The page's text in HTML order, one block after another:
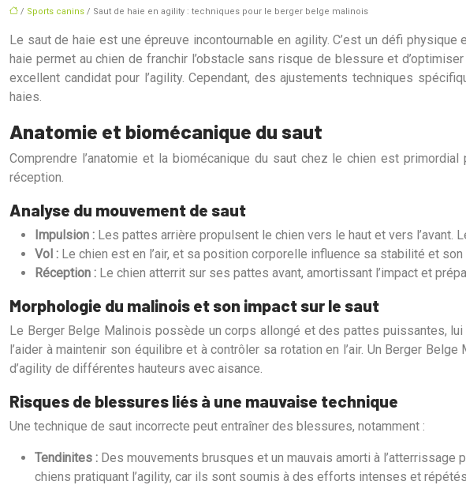
/ Sports canins / Saut de haie en agility : techniques pour le berger belge malinois
Le saut de haie est une épreuve incontournable en agility. C’est un défi
haie permet au chien de franchir l’obstacle sans risque de blessure et
excellent candidat pour l’agility. Cependant, des ajustements techniques
haies.
Anatomie et biomécanique du saut
Comprendre l’anatomie et la biomécanique du saut chez le chien est
réception.
Analyse du mouvement de saut
Impulsion : Les pattes arrière propulsent le chien vers le haut et vers l’avant.
Vol : Le chien est en l’air, et sa position corporelle influence sa stabilité et
Réception : Le chien atterrit sur ses pattes avant, amortissant l’impact et
Morphologie du malinois et son impact sur le saut
Le Berger Belge Malinois possède un corps allongé et des pattes puissantes,
l’aider à maintenir son équilibre et à contrôler sa rotation en l’air. Un Berger
d’agility de différentes hauteurs avec aisance.
Risques de blessures liés à une mauvaise technique
Une technique de saut incorrecte peut entraîner des blessures, notamment :
Tendinites : Des mouvements brusques et un mauvais amorti à
chiens pratiquant l’agility, car ils sont soumis à des efforts intenses et